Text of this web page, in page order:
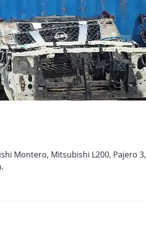
Montero, Mitsubishi L200, Pajero 3,